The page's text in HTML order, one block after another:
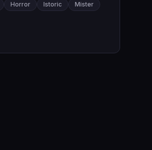
Horror Istoric
Mister